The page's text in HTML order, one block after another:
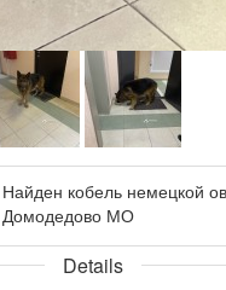
Найден кобель немецкой
Домодедово МО
Details